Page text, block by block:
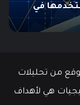
من تحليلات
هي لأهداف